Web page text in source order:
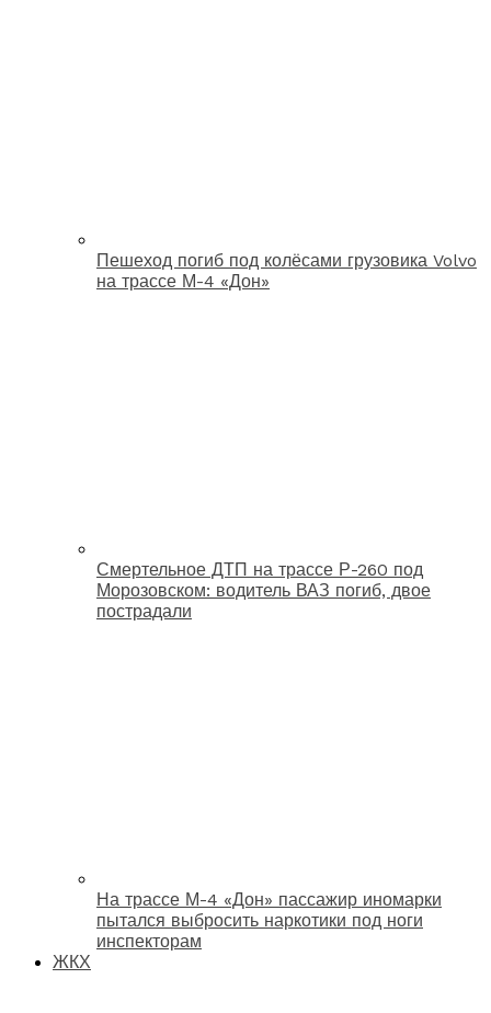
Пешеход погиб под колёсами грузовика Volvo
на трассе М-4 «Дон»
Смертельное ДТП на трассе Р-260 под
Морозовском: водитель ВАЗ погиб, двое
пострадали
На трассе М-4 «Дон» пассажир иномарки
пытался выбросить наркотики под ноги
инспекторам
ЖКХ